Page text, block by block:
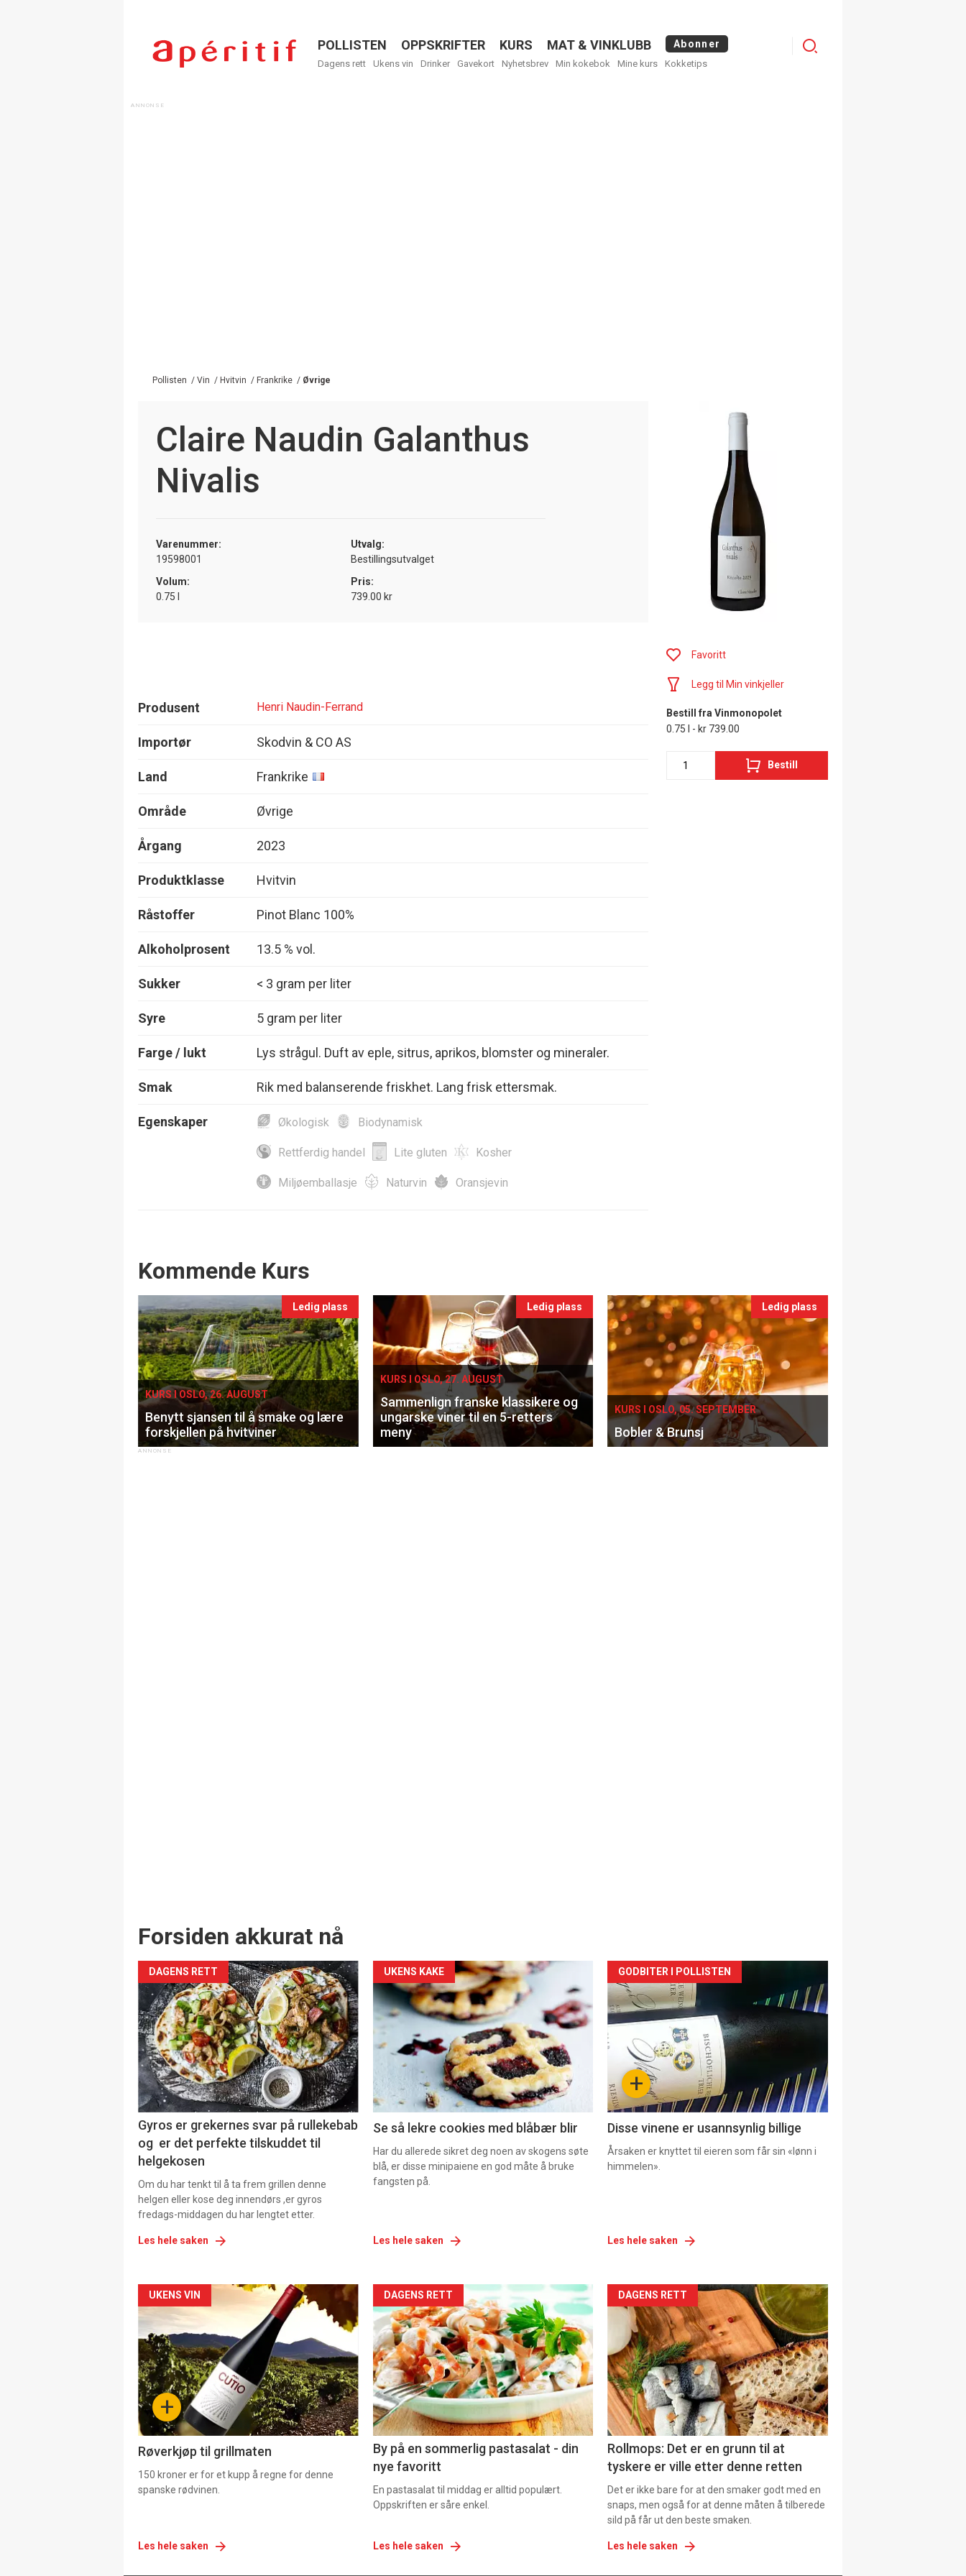
Menu
POLLISTEN OPPSKRIFTER KURS MAT & VINKLUBB Abonner
Dagens rett Ukens vin Drinker Gavekort Nyhetsbrev Min kokebok Mine kurs Kokketips
Menu
Pollisten / Vin / Hvitvin / Frankrike / Øvrige
Claire Naudin Galanthus
Nivalis
Varenummer:
19598001
Utvalg:
Bestillingsutvalget
Volum:
0.75 l
Pris:
739.00 kr
Produsent Henri Naudin-Ferrand
Importør Skodvin & CO AS
Land Frankrike
Område Øvrige
Årgang 2023
Produktklasse Hvitvin
Råstoffer Pinot Blanc 100%
Alkoholprosent 13.5 % vol.
Sukker < 3 gram per liter
Syre 5 gram per liter
Farge / lukt Lys strågul. Duft av eple, sitrus, aprikos, blomster og mineraler.
Smak Rik med balanserende friskhet. Lang frisk ettersmak.
Egenskaper Økologisk Biodynamisk
Rettferdig handel Lite gluten Kosher
Miljøemballasje Naturvin Oransjevin
Favoritt
Legg til Min vinkjeller
Bestill fra Vinmonopolet
0.75 l - kr 739.00
Bestill
Events
Kommende Kurs
Ledig plass
KURS I OSLO, 26. AUGUST
Benytt sjansen til å smake og lære
forskjellen på hvitviner
Ledig plass
KURS I OSLO, 27. AUGUST
Sammenlign franske klassikere og
ungarske viner til en 5-retters
meny
Ledig plass
KURS I OSLO, 05. SEPTEMBER
Bobler & Brunsj
Forsiden akkurat nå
DAGENS RETT
Gyros er grekernes svar på rullekebab
og er det perfekte tilskuddet til
helgekosen
Om du har tenkt til å ta frem grillen denne
helgen eller kose deg innendørs ,er gyros
fredags-middagen du har lengtet etter.
Les hele saken
Forsiden
akkurat
nå
2
UKENS KAKE
Se så lekre cookies med blåbær blir
Har du allerede sikret deg noen av skogens søte
blå, er disse minipaiene en god måte å bruke
fangsten på.
Les hele saken
Forsiden
akkurat
nå
3 +
GODBITER I POLLISTEN
Disse vinene er usannsynlig billige
Årsaken er knyttet til eieren som får sin «lønn i
himmelen».
Les hele saken
Forsiden
akkurat
nå
-
4 +
UKENS VIN
Røverkjøp til grillmaten
150 kroner er for et kupp å regne for denne
spanske rødvinen.
Les hele saken
Forsiden
akkurat
nå
-
5
DAGENS RETT
By på en sommerlig pastasalat - din
nye favoritt
En pastasalat til middag er alltid populært.
Oppskriften er såre enkel.
Les hele saken
Forsiden
akkurat
nå
-
6
DAGENS RETT
Rollmops: Det er en grunn til at
tyskere er ville etter denne retten
Det er ikke bare for at den smaker godt med en
snaps, men også for at denne måten å tilberede
sild på får ut den beste smaken.
Les hele saken